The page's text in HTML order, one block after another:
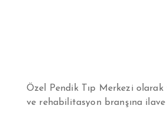
Özel Pendik Tıp Merkezi
ve rehabilitasyon branşına